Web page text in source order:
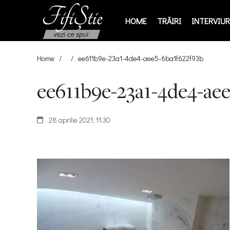
HOME TRĂIRI
Home / / ee611b9e-23a1-4de4-aee5-6ba1f622f93b
ee611b9e-23a1-4de4-
28 aprilie 2021, 11:30